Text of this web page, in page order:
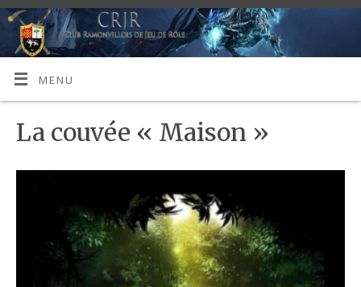
MENU
La couvée « Maison »